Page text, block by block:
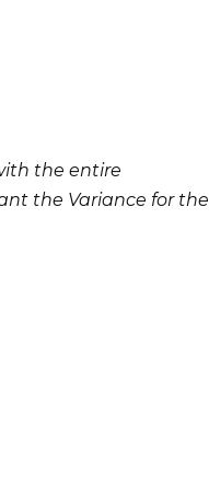
the entire
the Variance for the